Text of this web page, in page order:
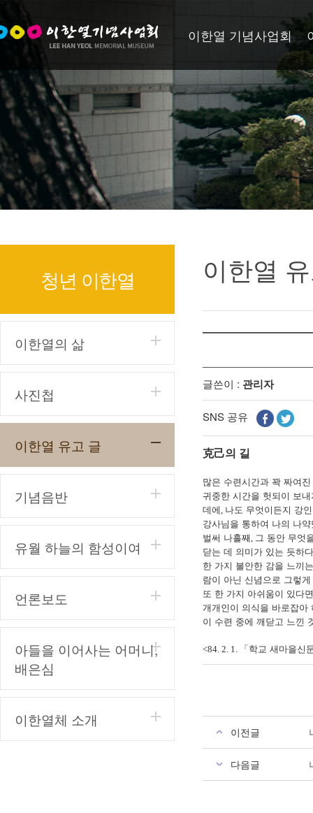
이한열 기념사업회
청년 이한열
이한열의 삶
사진첩
이한열 유고 글
기념음반
유월 하늘의 함성이여
언론보도
아들을 이어사는 어머니,
배은심
이한열체 소개
이한열
글쓴이 : 관리자
SNS 공유
克己의 길
많은 수련시간과 꽉 짜여
귀중한 시간을 헛되이 보
데에, 나도 무엇이든지 강
강사님을 통하여 나의 나
벌써 나흘째, 그 동안 무엇
닫는 데 의미가 있는 듯하다
한 가지 불안한 감을 느끼
람이 아닌 신념으로 그렇
또 한 가지 아쉬움이 있다
개개인이 의식을 바로잡아
이 수련 중에 깨닫고 느낀
<84. 2. 1. 「학교 새마을신
이전글
다음글